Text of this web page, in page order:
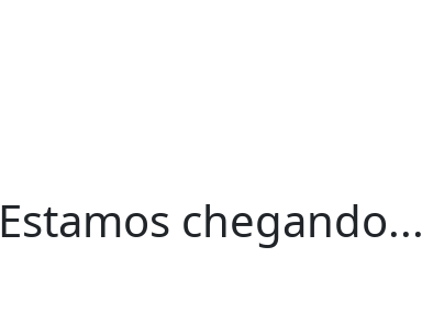
Estamos chegando...